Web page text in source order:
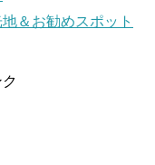
＆お勧めスポット